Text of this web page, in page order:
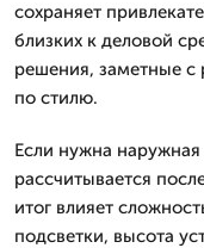
сохраняет
близких к деловой
решения, заметные с
по стилю.
Если нужна
рассчитывается
итог влияет
подсветки, высота